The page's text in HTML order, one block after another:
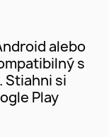
alebo
s
Stiahni si
Play